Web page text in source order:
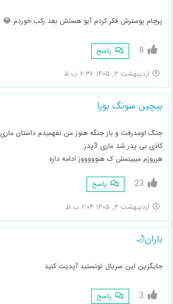
پرچام پوسترش فکر کردم آیو هستش بعد رکب خوردم 😂
8 پاسخ
اردیبهشت ۳, ۱۴۰۵ ۷:۳۷ ب.ظ
بیچین سونگ بورا
جنگ اومدرفت و باز جنگه هنوز من نفهمیدم داستان ماری 3پدر چی بود
کاذی بی پدر شد ماری 3پدر
هرروزم میبینمش ک هنوووووز ادامه داره
23 پاسخ
اردیبهشت ۳, ۱۴۰۵ ۲:۰۴ ب.ظ
باران🌙
جایگزین این سریال تونستید آپدیت کنید
3 پاسخ